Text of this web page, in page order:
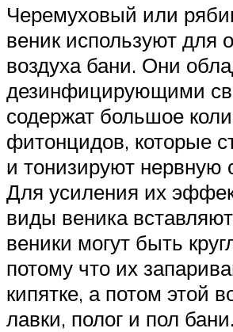
Черемуховый или
веник используют для
воздуха бани. Они
дезинфицирующими
содержат большое
фитонцидов, которые
и тонизируют нервную
Для усиления их
виды веника
веники могут быть
потому что их
кипятке, а потом этой
лавки, полог и пол бани.